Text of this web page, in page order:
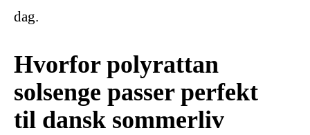
dag.
Hvorfor polyrattan
solsenge passer perfekt
til dansk sommerliv